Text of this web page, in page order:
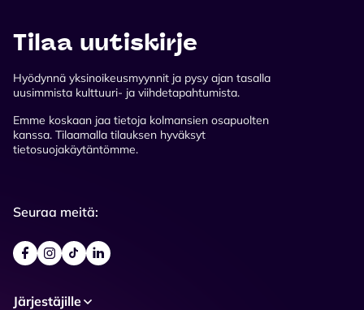
Tilaa uutiskirje
Hyödynnä yksinoikeusmyynnit ja pysy ajan tasalla
uusimmista kulttuuri- ja viihdetapahtumista.
Emme koskaan jaa tietoja kolmansien osapuolten
kanssa. Tilaamalla tilauksen hyväksyt
tietosuojakäytäntömme.
Seuraa meitä:
Järjestäjille